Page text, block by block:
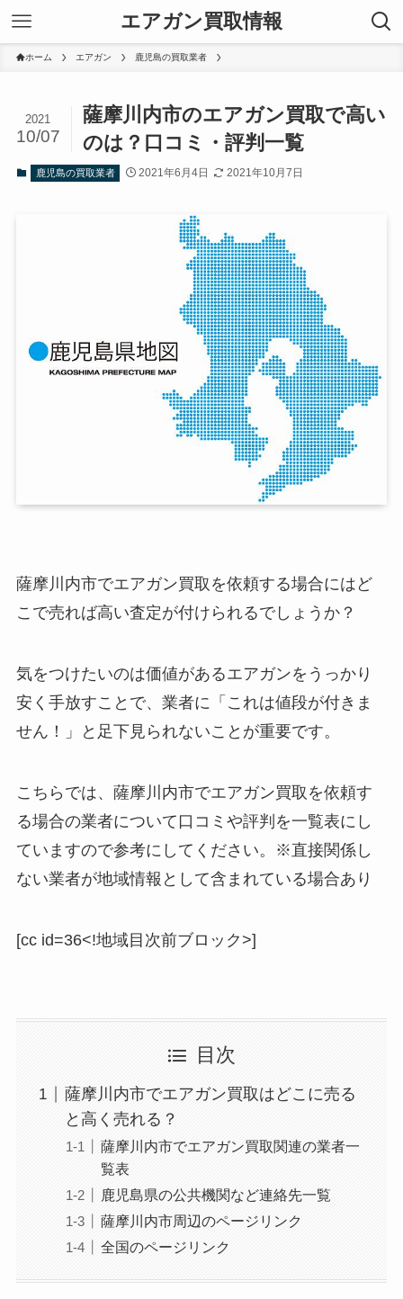
エアガン買取情報
ホーム エアガン 鹿児島の買取業者
薩摩川内市のエアガン買取で高い
のは？口コミ・評判一覧
2021
10/07
鹿児島の買取業者 2021年6月4日 2021年10月7日
薩摩川内市でエアガン買取を依頼する場合にはど
こで売れば高い査定が付けられるでしょうか？
気をつけたいのは価値があるエアガンをうっかり
安く手放すことで、業者に「これは値段が付きま
せん！」と足下見られないことが重要です。
こちらでは、薩摩川内市でエアガン買取を依頼す
る場合の業者について口コミや評判を一覧表にし
ていますので参考にしてください。※直接関係し
ない業者が地域情報として含まれている場合あり
[cc id=36<!地域目次前ブロック>]
目次
薩摩川内市でエアガン買取はどこに売る
と高く売れる？
薩摩川内市でエアガン買取関連の業者一
覧表
鹿児島県の公共機関など連絡先一覧
薩摩川内市周辺のページリンク
全国のページリンク